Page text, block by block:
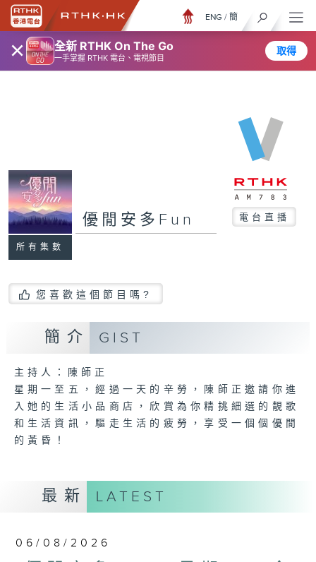
× 全新 RTHK On The Go
一手掌握 RTHK 電台、電視節目
取得
ENG / 簡
所有集數
優閒安多Fun 電台直播
您喜歡這個節目嗎?
簡介 GIST
主持人：陳師正
星期一至五，經過一天的辛勞，陳師正邀請你進
入她的生活小品商店，欣賞為你精挑細選的靚歌
和生活資訊，驅走生活的疲勞，享受一個個優閒
的黃昏！
最新 LATEST
06/08/2026